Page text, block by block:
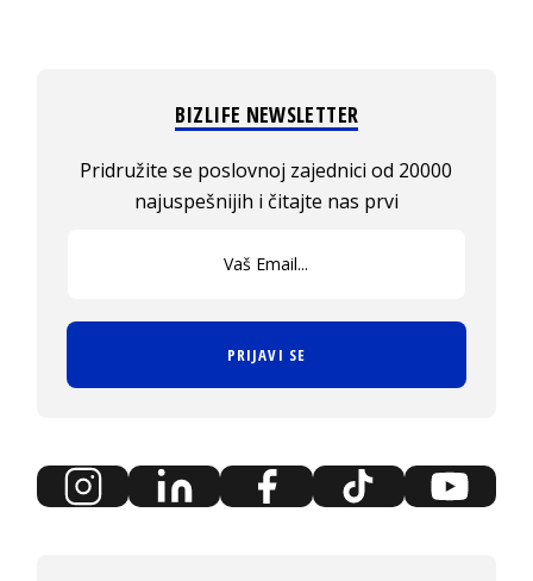
BIZLIFE NEWSLETTER
Pridružite se poslovnoj zajednici od 20000
najuspešnijih i čitajte nas prvi
PRIJAVI SE